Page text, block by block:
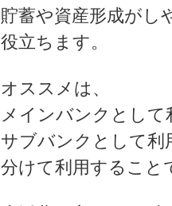
貯蓄や資産形成がし
役立ちます。
オススメは、
メインバンクとして
サブバンクとして利
分けて利用すること